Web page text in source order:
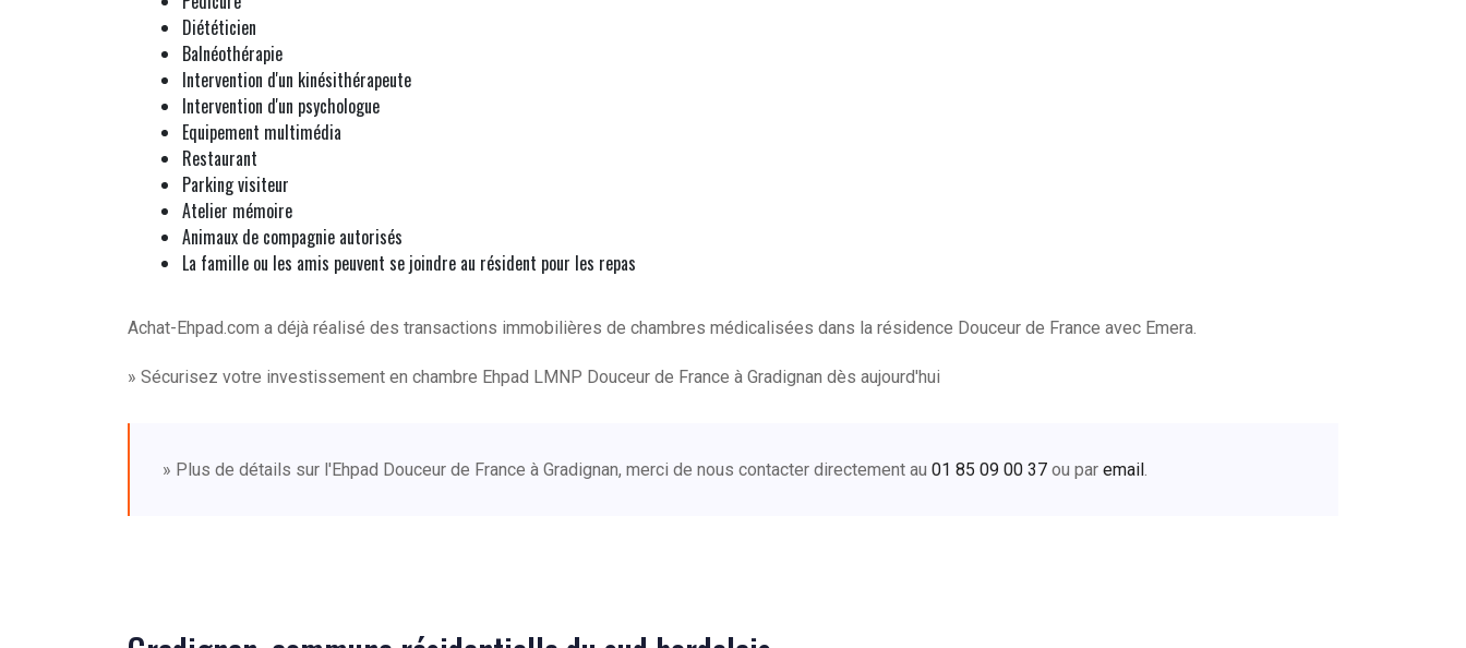
Diététicien
Balnéothérapie
Intervention d'un kinésithérapeute
Intervention d'un psychologue
Equipement multimédia
Restaurant
Parking visiteur
Atelier mémoire
Animaux de compagnie autorisés
La famille ou les amis peuvent se joindre au résident pour les repas
Achat-Ehpad.com a déjà réalisé des transactions immobilières de chambres médicalisées dans la résidence Douceur de France avec Emera.
» Sécurisez votre investissement en chambre Ehpad LMNP Douceur de France à Gradignan dès aujourd'hui
» Plus de détails sur l'Ehpad Douceur de France à Gradignan, merci de nous contacter directement au 01 85 09 00 37 ou par email.